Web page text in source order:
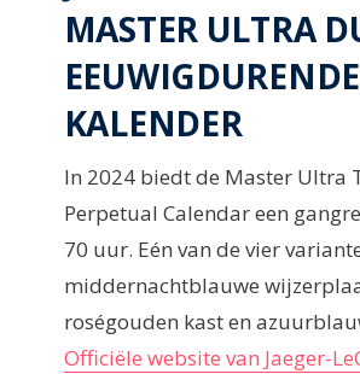
MASTER ULTRA
EEUWIGDURENDE
KALENDER
In 2024 biedt de Master Ultra
Perpetual Calendar een
70 uur. Eén van de vier
middernachtblauwe
roségouden kast en
Officiële website van Jaeger-